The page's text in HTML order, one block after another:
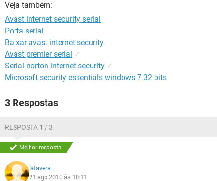
Veja também:
Avast internet security serial
Porta serial
Baixar avast internet security
Avast premier serial ✓
Serial norton internet security ✓
Microsoft security essentials windows 7 32 bits
3 Respostas
RESPOSTA 1 / 3
Melhor resposta
latavera
21 ago 2010 às 10:11